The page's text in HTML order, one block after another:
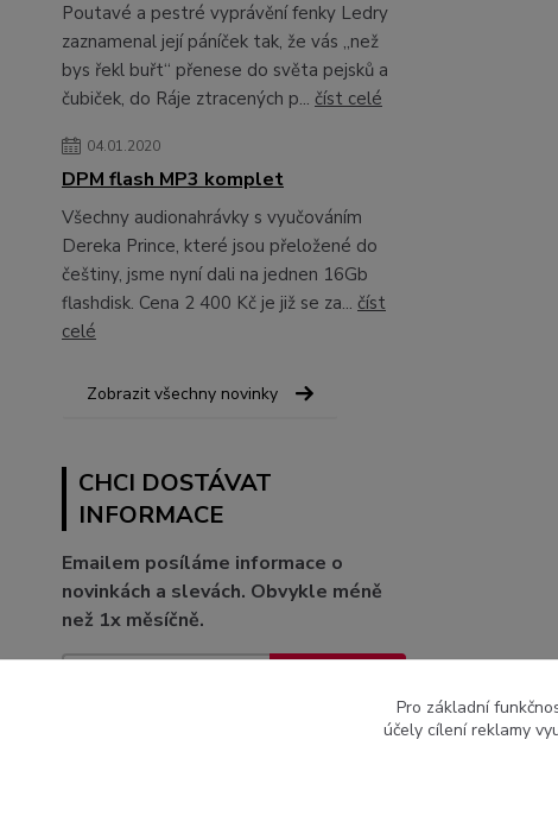
Poutavé a pestré vyprávění fenky Ledry
zaznamenal její páníček tak, že vás „než
bys řekl buřt“ přenese do světa pejsků a
čubiček, do Ráje ztracených p... číst celé
04.01.2020
DPM flash MP3 komplet
Všechny audionahrávky s vyučováním
Dereka Prince, které jsou přeložené do
češtiny, jsme nyní dali na jednen 16Gb
flashdisk. Cena 2 400 Kč je již se za... číst
celé
Zobrazit všechny novinky
CHCI DOSTÁVAT
INFORMACE
Emailem posíláme informace o
novinkách a slevách. Obvykle méně
než 1x měsíčně.
za účelem
Pro základní
účely cílení reklamy